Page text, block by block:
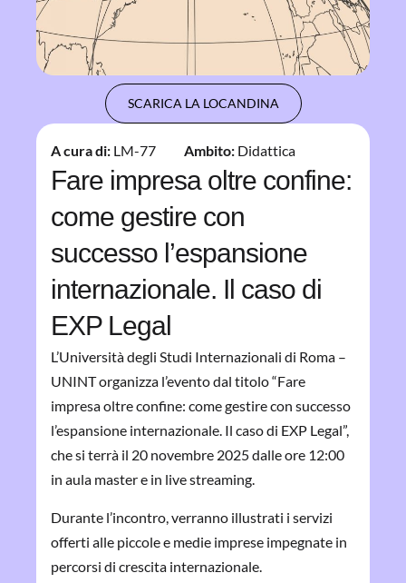
SCARICA LA LOCANDINA
A cura di: LM-77 Ambito: Didattica
Fare impresa oltre confine:
come gestire con
successo l’espansione
internazionale. Il caso di
EXP Legal
L’Università degli Studi Internazionali di Roma –
UNINT organizza l’evento dal titolo “Fare
impresa oltre confine: come gestire con successo
l’espansione internazionale. Il caso di EXP Legal”,
che si terrà il 20 novembre 2025 dalle ore 12:00
in aula master e in live streaming.
Durante l’incontro, verranno illustrati i servizi
offerti alle piccole e medie imprese impegnate in
percorsi di crescita internazionale.